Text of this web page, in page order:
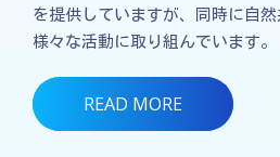
を提供していますが、同時に自
様々な活動に取り組んでいます。
READ MORE